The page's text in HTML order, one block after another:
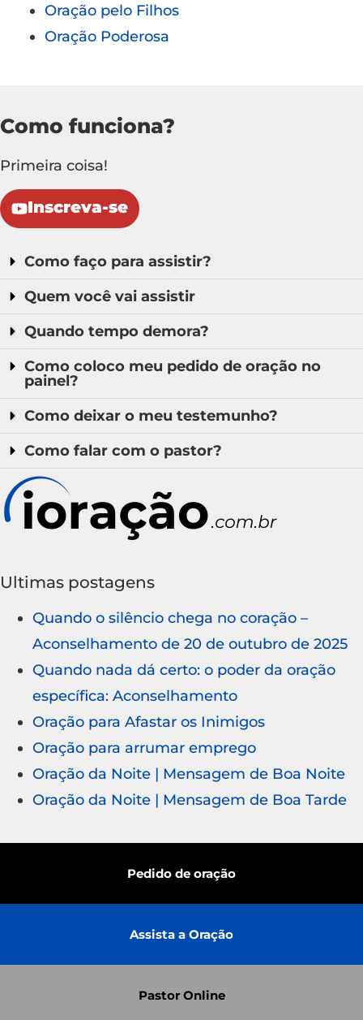
Oração pelo Filhos
Oração Poderosa
Como funciona?
Primeira coisa!
Inscreva-se
Como faço para assistir?
Quem você vai assistir
Quando tempo demora?
Como coloco meu pedido de oração no
painel?
Como deixar o meu testemunho?
Como falar com o pastor?
Ultimas postagens
Quando o silêncio chega no coração –
Aconselhamento de 20 de outubro de 2025
Quando nada dá certo: o poder da oração
específica: Aconselhamento
Oração para Afastar os Inimigos
Oração para arrumar emprego
Oração da Noite | Mensagem de Boa Noite
Oração da Noite | Mensagem de Boa Tarde
Pedido de oração
Assista a Oração
Pastor Online